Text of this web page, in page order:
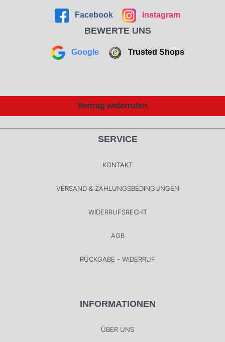
Facebook Instagram
BEWERTE UNS
Google Trusted Shops
Vertrag widerrufen
SERVICE
KONTAKT
VERSAND & ZAHLUNGSBEDINGUNGEN
WIDERRUFSRECHT
AGB
RÜCKGABE - WIDERRUF
INFORMATIONEN
ÜBER UNS